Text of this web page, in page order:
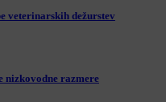
veterinarskih dežurstev
nizkovodne razmere